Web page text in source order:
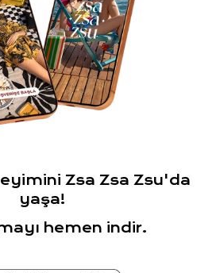
Zsa Zsa Zsu'da
yaşa!
hemen indir.